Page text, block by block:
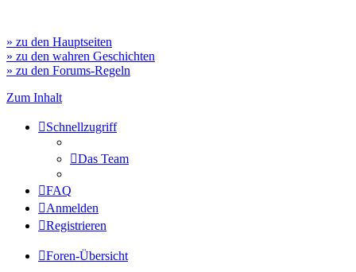
» zu den Hauptseiten
» zu den wahren Geschichten
» zu den Forums-Regeln
Zum Inhalt
Schnellzugriff
Das Team
FAQ
Anmelden
Registrieren
Foren-Übersicht